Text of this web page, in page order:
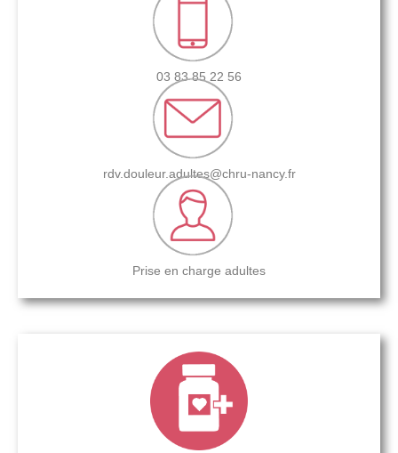
03 83 85 22 56
rdv.douleur.adultes@chru-nancy.fr
Prise en charge adultes